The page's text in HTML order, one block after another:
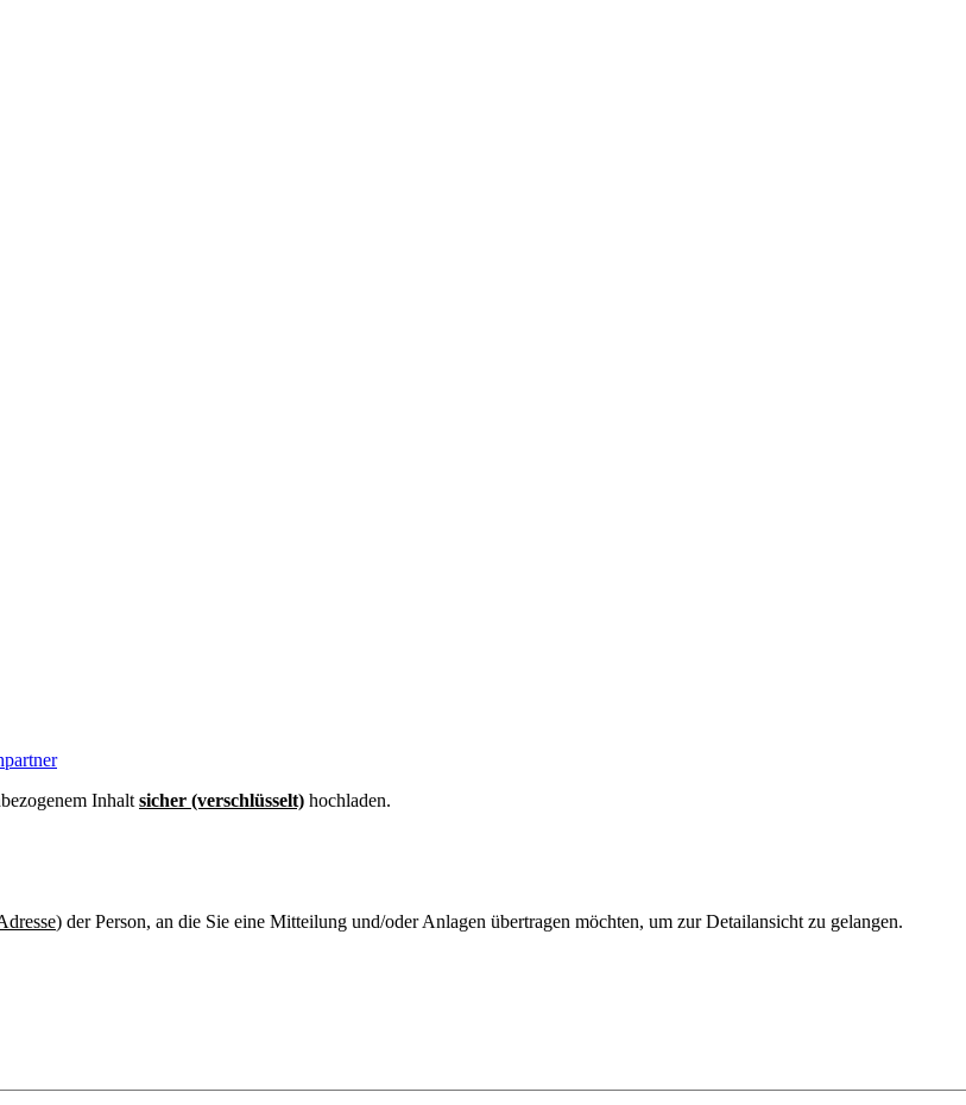
Inhalt sicher (verschlüsselt) hochladen.
) der Person, an die Sie eine Mitteilung und/oder Anlagen übertragen möchten, um zur Detailansicht zu gelangen.